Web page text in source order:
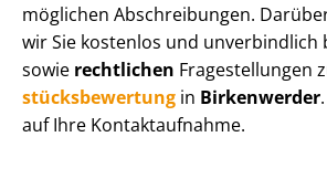
möglichen Abschreibungen.
wir Sie kostenlos und unverbindlich
sowie rechtlichen Fragestellungen
stücks­be­wer­tung in Birkenwerder
auf Ihre Kontaktaufnahme.